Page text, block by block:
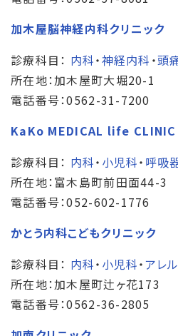
加木屋脳神経内科クリニック
診療科目： 内科・神経内科 ・頭
所在地：加木屋町大堀20-1
電話番号：0562-31-7200
KaKo MEDICAL life CLINIC
診療科目： 内科・ 小児科・ 呼吸
所在地：富木島町前田面44-3
電話番号：052-602-1776
かとう内科こどもクリニック
診療科目： 内科・ 小児科・アレ
所在地：加木屋町辻ヶ花173
電話番号：0562-36-2805